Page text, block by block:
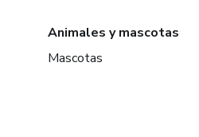
Animales y mascotas
Mascotas